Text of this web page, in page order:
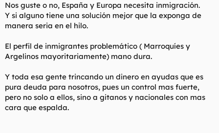
Nos guste o no, España y Europa necesita inmigración.
Y si alguno tiene una solución mejor que la exponga de
manera seria en el hilo.
El perfil de inmigrantes problemático ( Marroquíes y
Argelinos mayoritariamente) mano dura.
Y toda esa gente trincando un dinero en ayudas que es
pura deuda para nosotros, pues un control mas fuerte,
pero no solo a ellos, sino a gitanos y nacionales con mas
cara que espalda.